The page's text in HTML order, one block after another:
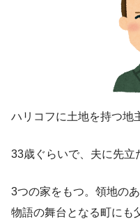
ハリコフに土地を持つ地
33歳ぐらいで、夫に先立
3つの家をもつ。領地の
物語の舞台となる町にも